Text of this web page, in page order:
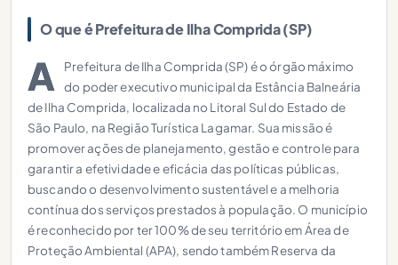
O que é Prefeitura de Ilha Comprida (SP)
A
Prefeitura de Ilha Comprida (SP) é o órgão máximo
do poder executivo municipal da Estância Balneária
de Ilha Comprida, localizada no Litoral Sul do Estado de
São Paulo, na Região Turística Lagamar. Sua missão é
promover ações de planejamento, gestão e controle para
garantir a efetividade e eficácia das políticas públicas,
buscando o desenvolvimento sustentável e a melhoria
contínua dos serviços prestados à população. O município
é reconhecido por ter 100% de seu território em Área de
Proteção Ambiental (APA), sendo também Reserva da